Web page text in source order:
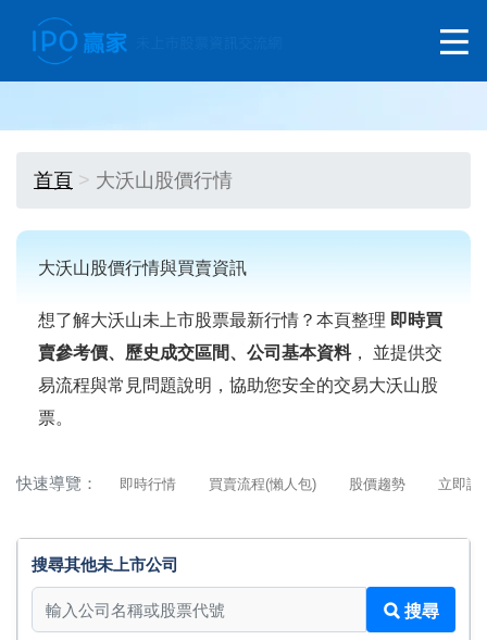
首頁 大沃山股價行情
大沃山股價行情與買賣資訊
想了解大沃山未上市股票最新行情？本頁整理 即時買
賣參考價、歷史成交區間、公司基本資料， 並提供交
易流程與常見問題說明，協助您安全的交易大沃山股
票。
快速導覽： 即時行情 買賣流程(懶人包) 股價趨勢 立即詢
搜尋其他未上市公司
搜尋其他未上市公司
搜尋